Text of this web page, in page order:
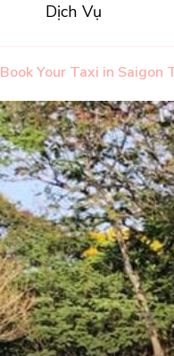
Dịch Vụ
Book Your Taxi in Saigon